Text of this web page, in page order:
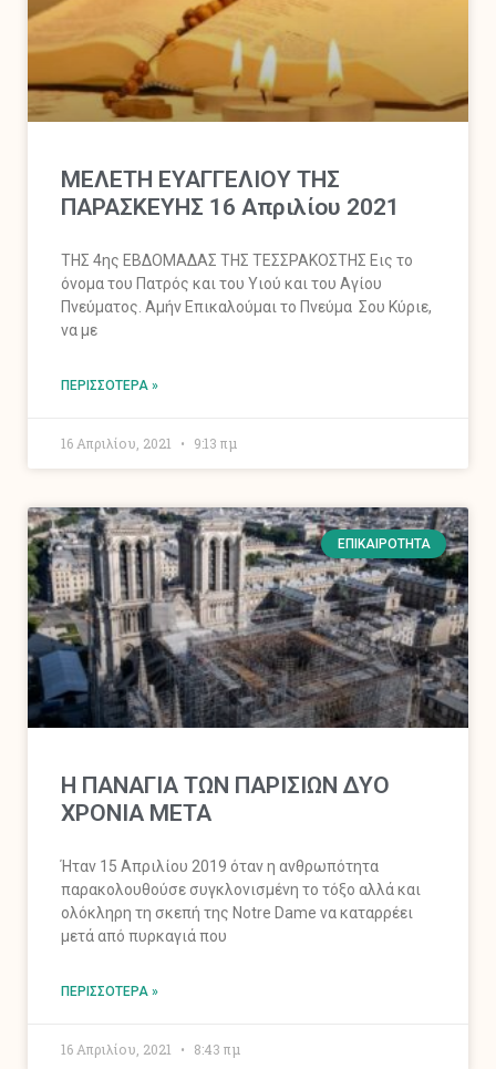
MΕΛΕΤΗ ΕΥΑΓΓΕΛΙΟΥ ΤΗΣ
ΠΑΡΑΣΚΕΥΗΣ 16 Απριλίου 2021
ΤΗΣ 4ης ΕΒΔΟΜΑΔΑΣ ΤΗΣ ΤΕΣΣΡΑΚΟΣΤΗΣ Εις το
όνομα του Πατρός και του Υιού και του Αγίου
Πνεύματος. Αμήν Επικαλούμαι το Πνεύμα Σου Κύριε,
να με
ΠΕΡΙΣΣΌΤΕΡΑ »
16 Απριλίου, 2021 9:13 πμ
ΕΠΙΚΑΙΡΌΤΗΤΑ
Η ΠΑΝΑΓΙΑ ΤΩΝ ΠΑΡΙΣΙΩΝ ΔΥΟ
ΧΡΟΝΙΑ ΜΕΤΑ
Ήταν 15 Απριλίου 2019 όταν η ανθρωπότητα
παρακολουθούσε συγκλονισμένη το τόξο αλλά και
ολόκληρη τη σκεπή της Notre Dame να καταρρέει
μετά από πυρκαγιά που
ΠΕΡΙΣΣΌΤΕΡΑ »
16 Απριλίου, 2021 8:43 πμ